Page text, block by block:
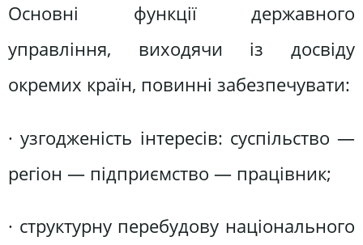
Основні функції державного
управління, виходячи із досвіду
окремих країн, повинні забезпечувати:
· узгодженість інтересів: суспільство —
регіон — підприємство — працівник;
· структурну перебудову національного